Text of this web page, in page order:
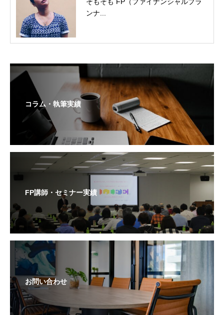
ンナ...
コラム・執筆実績
FP講師・セミナー実績
お問い合わせ